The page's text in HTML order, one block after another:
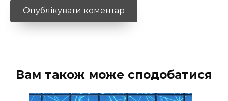
Вам також може сподобатися